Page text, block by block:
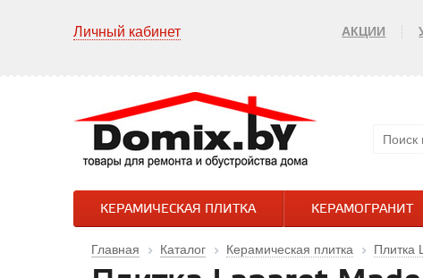
Личный кабинет АКЦИИ
КЕРАМИЧЕСКАЯ ПЛИТКА КЕРАМОГРАНИТ
Главная Каталог Керамическая плитка Плитка